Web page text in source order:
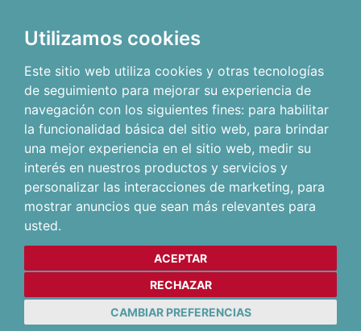
Utilizamos cookies
Este sitio web utiliza cookies y otras tecnologías
de seguimiento para mejorar su experiencia de
navegación con los siguientes fines: para habilitar
la funcionalidad básica del sitio web, para brindar
una mejor experiencia en el sitio web, medir su
interés en nuestros productos y servicios y
personalizar las interacciones de marketing, para
mostrar anuncios que sean más relevantes para
usted.
ACEPTAR
RECHAZAR
CAMBIAR PREFERENCIAS